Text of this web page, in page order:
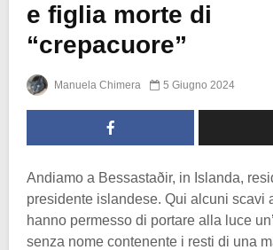
e figlia morte di
“crepacuore”
Manuela Chimera 5 Giugno 2024
Andiamo a Bessastaðir, in Islanda,
presidente islandese. Qui alcuni scavi
hanno permesso di portare alla luce un’
senza nome contenente i resti di una